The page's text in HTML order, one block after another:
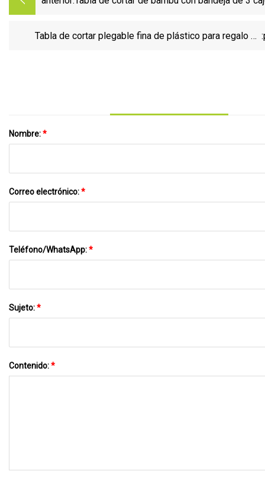
Tabla de cortar plegable fina de plástico para regalo de
Nombre:*
Correo electrónico:*
Teléfono/WhatsApp:*
Sujeto:*
Contenido:*